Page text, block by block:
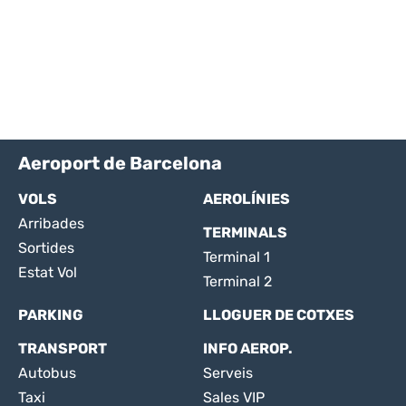
Aeroport de Barcelona
VOLS
Arribades
Sortides
Estat Vol
AEROLÍNIES
TERMINALS
Terminal 1
Terminal 2
PARKING
LLOGUER DE COTXES
TRANSPORT
Autobus
Taxi
INFO AEROP.
Serveis
Sales VIP